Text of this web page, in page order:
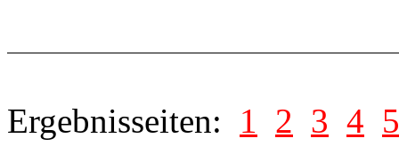
Ergebnisseiten: 1 2 3 4 5